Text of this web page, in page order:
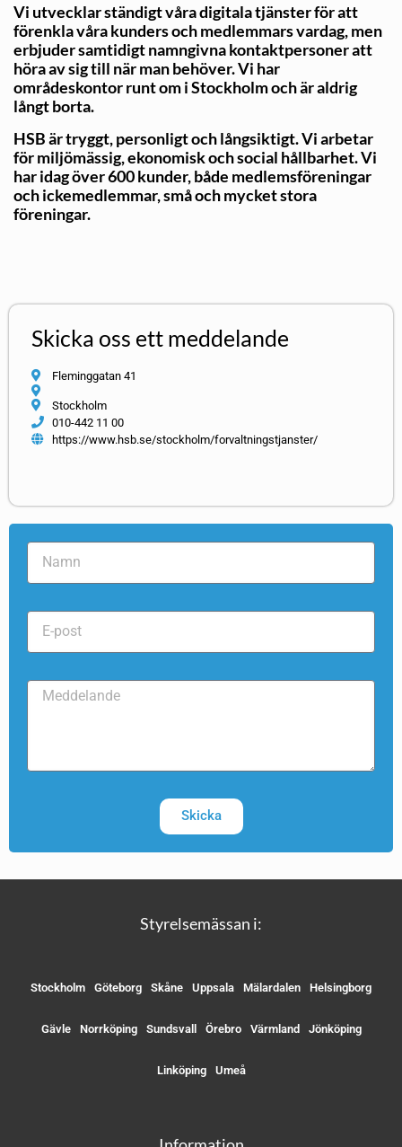
Vi utvecklar ständigt våra digitala tjänster för att
förenkla våra kunders och medlemmars vardag, men
erbjuder samtidigt namngivna kontaktpersoner att
höra av sig till när man behöver. Vi har
områdeskontor runt om i Stockholm och är aldrig
långt borta.
HSB är tryggt, personligt och långsiktigt. Vi arbetar
för miljömässig, ekonomisk och social hållbarhet. Vi
har idag över 600 kunder, både medlemsföreningar
och ickemedlemmar, små och mycket stora
föreningar.
Skicka oss ett meddelande
Fleminggatan 41
Stockholm
010-442 11 00
https://www.hsb.se/stockholm/forvaltningstjanster/
Skicka
Styrelsemässan i:
Stockholm Göteborg Skåne Uppsala Mälardalen Helsingborg
Gävle Norrköping Sundsvall Örebro Värmland Jönköping
Linköping Umeå